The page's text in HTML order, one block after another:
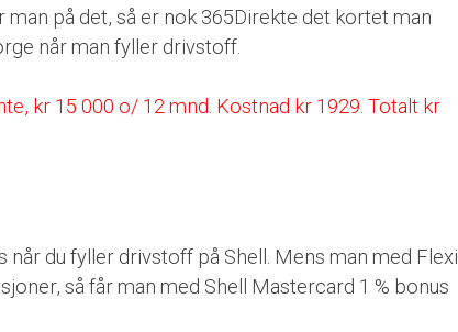
på det, så er nok 365Direkte det kortet man
når man fyller drivstoff.
kr 15 000 o/ 12 mnd. Kostnad kr 1929. Totalt kr
når du fyller drivstoff på Shell. Mens man med Flexi
så får man med Shell Mastercard 1 % bonus